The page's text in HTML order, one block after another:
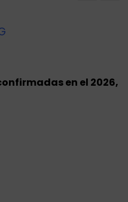
en el 2026,